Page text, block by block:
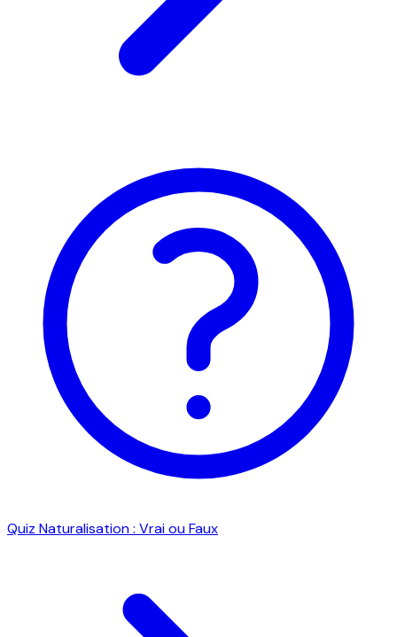
Quiz Naturalisation : Vrai ou Faux